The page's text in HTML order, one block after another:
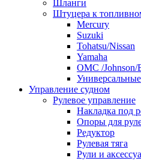
Шланги
Штуцера к
Mercury
Suzuki
Tohatsu/Nissan
Yamaha
ОМС /Johnson/
Универсальные
Управление судном
Рулевое управление
Накладка под
Опоры для
Редуктор
Рулевая тяга
Рули и